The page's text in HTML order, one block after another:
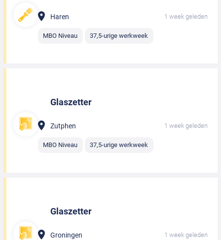
Haren 1 week geleden
MBO Niveau 37,5-urige werkweek
Glaszetter
Zutphen 1 week geleden
MBO Niveau 37,5-urige werkweek
Glaszetter
Groningen 1 week geleden